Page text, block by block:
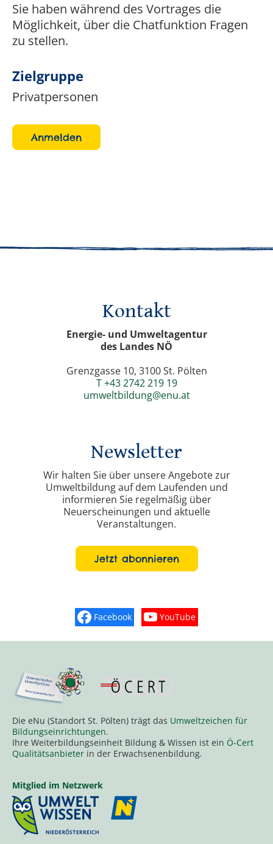
Sie haben während des Vortrages die
Möglichkeit, über die Chatfunktion Fragen
zu stellen.
Zielgruppe
Privatpersonen
Anmelden
Kontakt
Energie- und Umweltagentur
des Landes NÖ
Grenzgasse 10, 3100 St. Pölten
T +43 2742 219 19
umweltbildung@enu.at
Newsletter
Wir halten Sie über unsere Angebote zur
Umweltbildung auf dem Laufenden und
informieren Sie regelmäßig über
Neuerscheinungen und aktuelle
Veranstaltungen.
Jetzt abonnieren
Finden Sie „So schmeckt
Facebook Sehen Sie mehr
YouTube
Die eNu (Standort St. Pölten) trägt das Umweltzeichen für
Bildungseinrichtungen.
Ihre Weiterbildungseinheit Bildung & Wissen ist ein Ö-Cert
Qualitätsanbieter in der Erwachsenenbildung.
Mitglied im Netzwerk